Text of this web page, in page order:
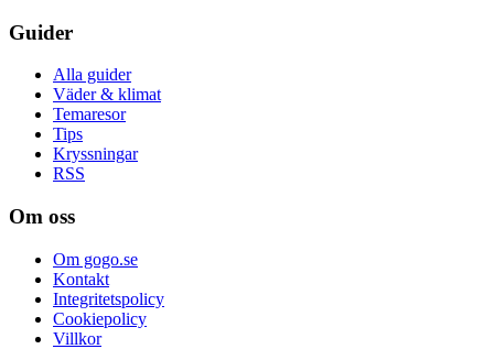
Guider
Alla guider
Väder & klimat
Temaresor
Tips
Kryssningar
RSS
Om oss
Om gogo.se
Kontakt
Integritetspolicy
Cookiepolicy
Villkor